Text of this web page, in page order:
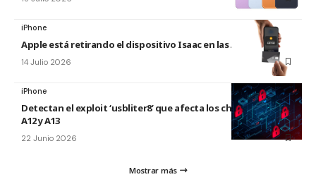
iPhone
Apple está retirando el dispositivo Isaac en las Apple Store
14 Julio 2026
iPhone
Detectan el exploit ‘usbliter8’ que afecta los chips de Apple
A12 y A13
22 Junio 2026
Mostrar más